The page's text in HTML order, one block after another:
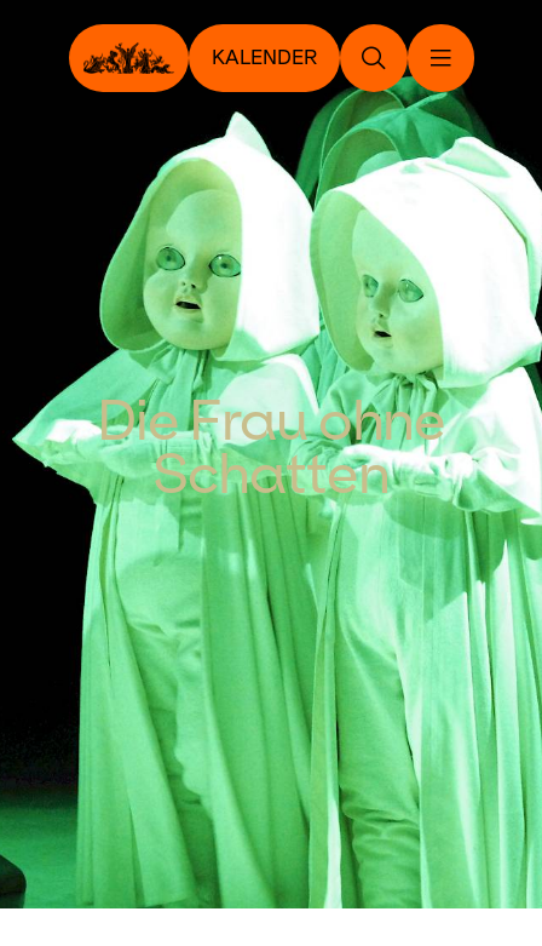
KALENDER
Die Frau ohne
Schatten